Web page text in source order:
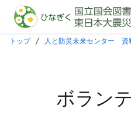
本文に飛ぶ
トップ 人と防災未来センター 資
ボラン